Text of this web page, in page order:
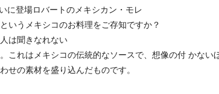
に登場ロバートのメキシカン・モレ
いうメキシコのお料理をご存知ですか？
は聞きなれない
これはメキシコの伝統的なソースで、想像の付 かない
せの素材を盛り込んだものです。